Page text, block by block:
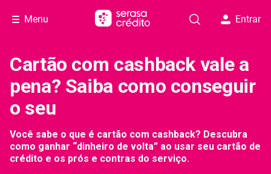
Menu Entrar
Cartão com cashback vale a
pena? Saiba como conseguir
o seu
Você sabe o que é cartão com cashback? Descubra
como ganhar “dinheiro de volta” ao usar seu cartão de
crédito e os prós e contras do serviço.